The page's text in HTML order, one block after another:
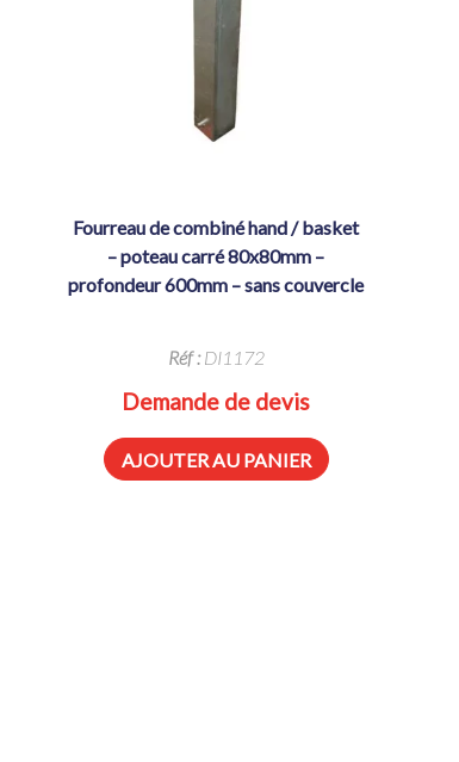
fourreau de combiné hand / basket
– poteau carré 80x80mm –
profondeur 600mm – sans couvercle
Réf :DI1172
Demande de devis
AJOUTER AU PANIER